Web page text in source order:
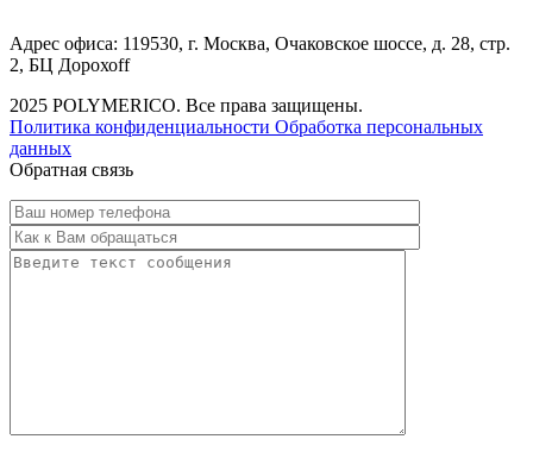
Адрес офиса: 119530, г. Москва, Очаковское шоссе, д. 28, стр.
2, БЦ Дорохоff
2025 POLYMERICO. Все права защищены.
Политика конфиденциальности Обработка персональных
данных
Обратная связь